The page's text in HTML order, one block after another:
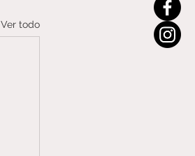
Ver todo